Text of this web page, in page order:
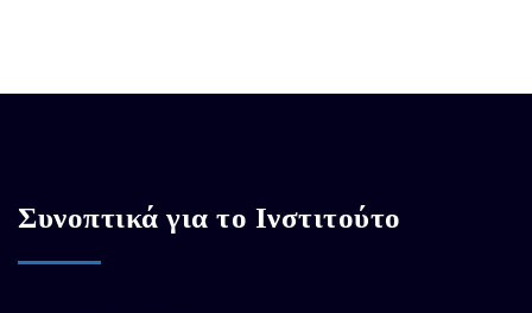
Συνοπτικά για το Ινστιτούτο